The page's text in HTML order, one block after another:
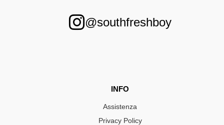
@southfreshboy
INFO
Assistenza
Privacy Policy